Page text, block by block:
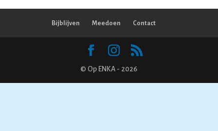
Bijblijven Meedoen Contact
© Op ENKA - 2026